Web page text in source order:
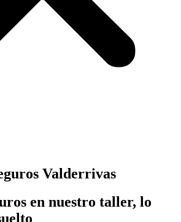
Valderrivas
en nuestro taller, lo